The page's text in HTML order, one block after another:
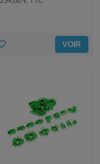
AJOUTER VOIR